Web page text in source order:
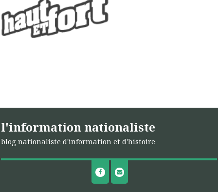
l'information nationaliste
blog nationaliste d'information et d'histoire